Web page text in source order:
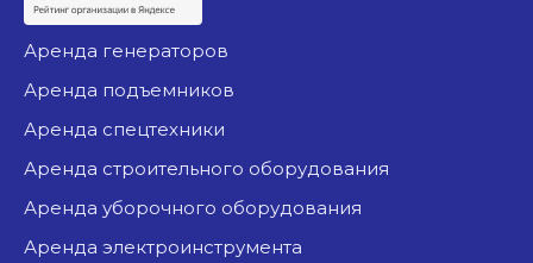
аренда генераторов
аренда подъемников
аренда спецтехники
аренда строительного оборудования
аренда уборочного оборудования
аренда электроинструмента